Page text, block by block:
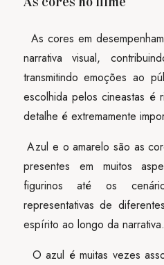
As cores em
narrativa visual,
transmitindo emoções ao
escolhida pelos cineastas é
detalhe é extremamente
Azul e o amarelo são as
presentes em muitos
figurinos até os
representativas de
espírito ao longo da narrativa.
O azul é muitas vezes